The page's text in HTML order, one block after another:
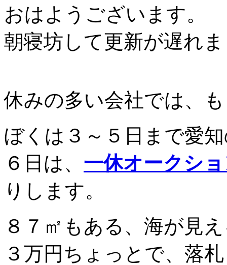
おはようございます。
朝寝坊して更新が遅れ
休みの多い会社では、
ぼくは３～５日まで愛
６日は、 一休オークシ
りします。
８７㎡もある、海が見
３万円ちょっとで、落